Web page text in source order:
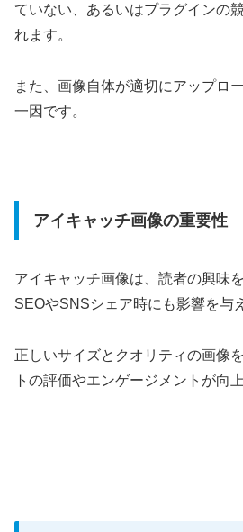
ていない、あるいはプラグインの
れます。
また、画像自体が適切にアップロ
一因です。
アイキャッチ画像の重要性
アイキャッチ画像は、読者の興味
SEOやSNSシェア時にも影響を与
正しいサイズとクオリティの画像
トの評価やエンゲージメントが向